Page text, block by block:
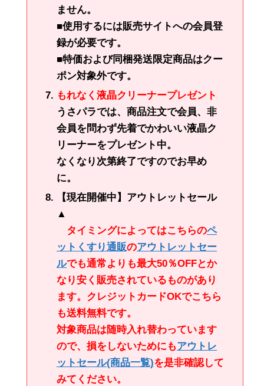
ません。
■使用するには販売サイトへの会員登
録が必要です。
■特価および同梱発送限定商品はクー
ポン対象外です。
もれなく液晶クリーナープレゼント
うさパラでは、商品注文で会員、非
会員を問わず先着でかわいい液晶ク
リーナーをプレゼント中。
なくなり次第終了ですのでお早め
に。
【現在開催中】アウトレットセール
▲
タイミングによってはこちらのペ
ットくすり通販のアウトレットセー
ルでも通常よりも最大50％OFFとか
なり安く販売されているものがあり
ます。クレジットカードOKでこちら
も送料無料です。
対象商品は随時入れ替わっています
ので、損をしないためにもアウトレ
ットセール(商品一覧)を是非確認して
みてください。